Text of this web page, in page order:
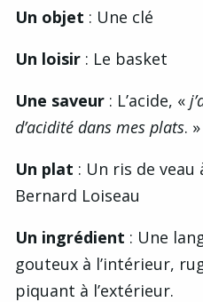
Un objet : Une clé
Un loisir : Le basket
Une saveur : L’acide, «
d’acidité dans mes plats. »
Un plat : Un ris de
Bernard Loiseau
Un ingrédient : Une
gouteux à l’intérieur,
piquant à l’extérieur.